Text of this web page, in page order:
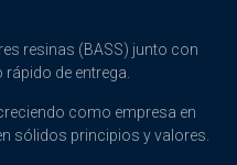
resinas (BASS) junto con
de entrega.
como empresa en
sólidos principios y valores.